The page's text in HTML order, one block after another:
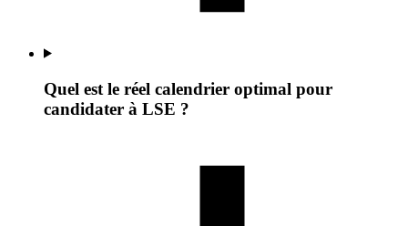
Quel est le réel calendrier optimal pour
candidater à LSE ?